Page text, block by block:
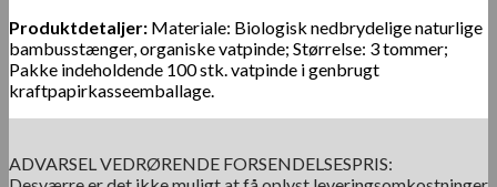
Produktdetaljer: Materiale: Biologisk nedbrydelige naturlige
bambusstænger, organiske vatpinde; Størrelse: 3 tommer;
Pakke indeholdende 100 stk. vatpinde i genbrugt
kraftpapirkasseemballage.
ADVARSEL VEDRØRENDE FORSENDELSESPRIS: